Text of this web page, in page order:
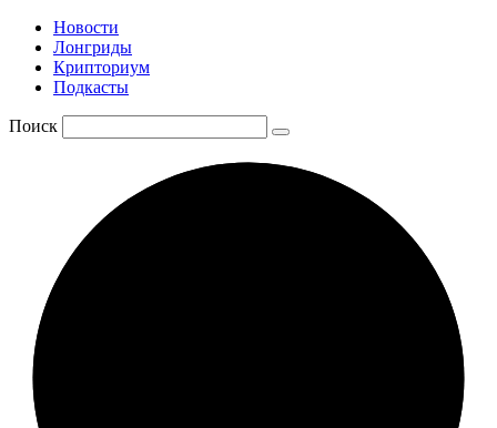
Новости
Лонгриды
Крипториум
Подкасты
Поиск